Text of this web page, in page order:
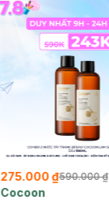
275.000 ₫590.000 ₫
Cocoon